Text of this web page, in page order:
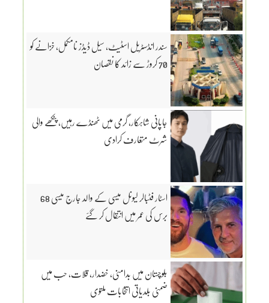
سندر انڈسٹریل اسٹیٹ، سیل ڈیڈز نامکمل، خزانے کو
70 کروڑ سے زائد کا نقصان
جاپانی شاہکار، گرمی میں ٹھنڈے رہیں، پنکھے والی
شرٹ متعارف کرادی
اسٹار فٹبالر لیونل میسی کے والد جارج میسی 68
برس کی عمر میں انتقال کر گئے
بلوچستان میں بدامنی، خضدار، قلات، حب میں
ضمنی بلدیاتی انتخابات ملتوی